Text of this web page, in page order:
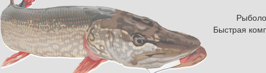
Быстрая